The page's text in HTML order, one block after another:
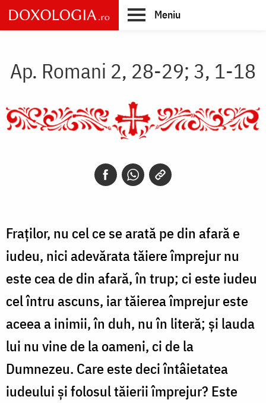
Skip
to
main
Meniu
Ap. Romani 2, 28-29; 3, 1-18
Fraților, nu cel ce se arată pe din afară e
iudeu, nici adevărata tăiere împrejur nu
este cea de din afară, în trup; ci este iudeu
cel întru ascuns, iar tăierea împrejur este
aceea a inimii, în duh, nu în literă; și lauda
lui nu vine de la oameni, ci de la
Dumnezeu. Care este deci întâietatea
iudeului și folosul tăierii împrejur? Este